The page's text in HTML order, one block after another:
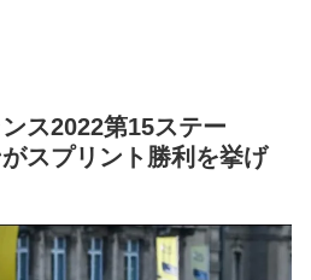
ス2022第15ステー
スプリント勝利を挙げ